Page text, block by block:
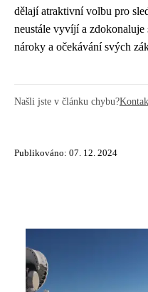
dělají atraktivní volbu pro
neustále vyvíjí a zdokonaluje
nároky a očekávání svých
Našli jste v článku chybu?
Publikováno: 07. 12. 2024